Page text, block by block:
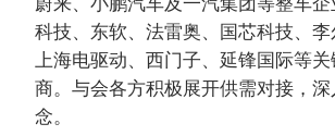
科技、东软、法雷奥、国芯科技、李
上海电驱动、西门子、延锋国际等
商。与会各方积极展开供需对接，
念。